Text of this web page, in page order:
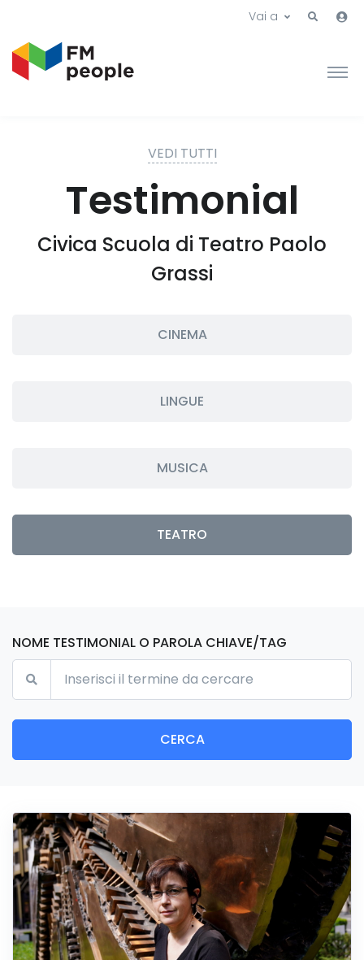
Vai a
VEDI TUTTI
Testimonial
Civica Scuola di Teatro Paolo
Grassi
CINEMA
LINGUE
MUSICA
TEATRO
NOME TESTIMONIAL O PAROLA CHIAVE/TAG
CERCA